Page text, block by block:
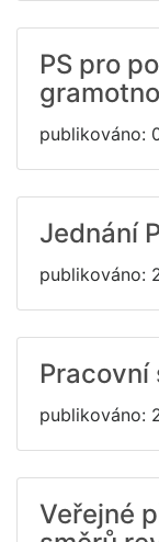
PS pro
publikováno:
Jednání
publikováno:
Pracovní
publikováno:
Veřejné